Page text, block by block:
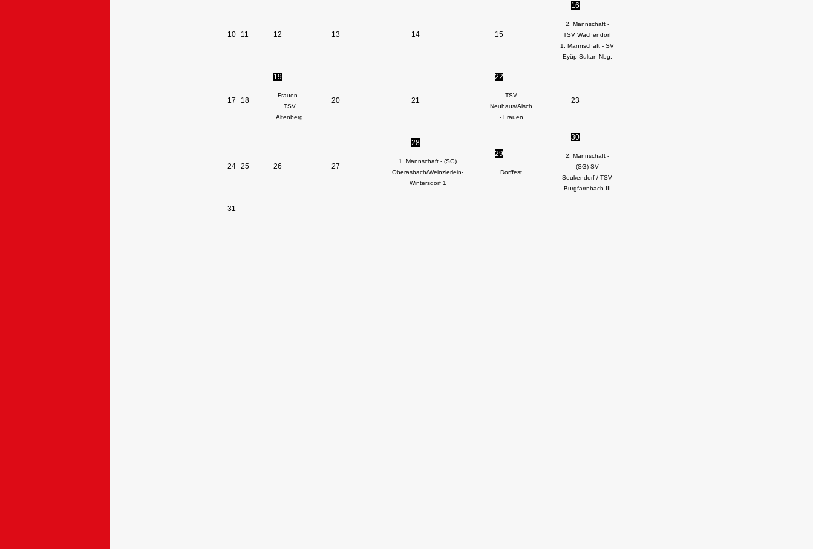
10 11 12 13 14 15
16
2. Mannschaft -
TSV Wachendorf
1. Mannschaft - SV
Eyüp Sultan Nbg.
17 18
19
Frauen -
TSV
Altenberg
20 21
22
TSV
Neuhaus/Aisch
- Frauen
23
24 25 26 27
28
1. Mannschaft - (SG)
Oberasbach/Weinzierlein-
Wintersdorf 1
29
Dorffest
30
2. Mannschaft -
(SG) SV
Seukendorf / TSV
Burgfarrnbach III
31